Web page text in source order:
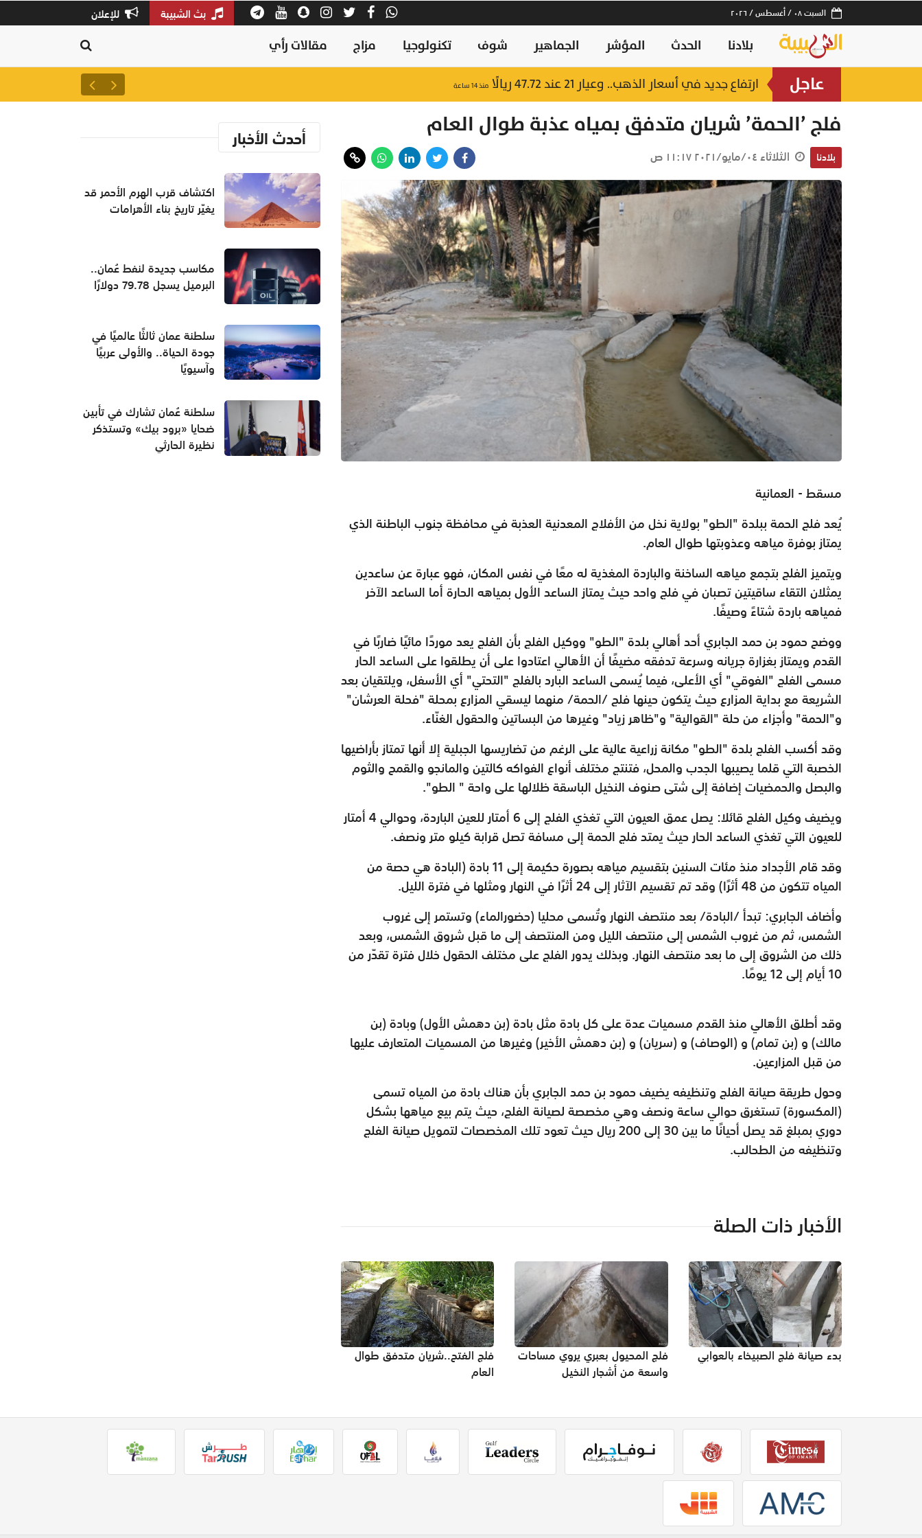
السبت ٠٨ / أغسطس / ٢٠٢٦ بث الشبيبة للإعلان
بلادنا الحدث المؤشر الجماهير شوف تكنولوجيا مزاج مقالات رأي
عاجل ارتفاع جديد في أسعار الذهب.. وعيار 21 عند 47.72 ريالًا منذ ١٤ ساعة سلطنة عمان ثالثًا عالميًا في
فلج ’الحمة’ شريان متدفق بمياه عذبة طوال العام
بلادنا الثلاثاء ٠٤/مايو/٢٠٢١ ١١:١٧ ص
مسقط - العمانية
يُعد فلج الحمة ببلدة "الطو" بولاية نخل منالأفلاج المعدنية العذبة في محافظة جنوب الباطنة الذي
يمتاز بوفرة مياههوعذوبتها طوال العام.
ويتميز الفلج بتجمع مياهه الساخنة والباردة المغذية له معًا في نفس المكان،فهو عبارة عن ساعدين
يمثلان التقاء ساقيتين تصبان في فلج واحد حيثيمتاز الساعد الأول بمياهه الحارة أما الساعد الآخر
فمياهه باردة شتاءً وصيفًا.
ووضح حمود بن حمد الجابري أحد أهالي بلدة "الطو" ووكيل الفلج بأن الفلجيعد موردًا مائيًا ضاربًا في
القدم ويمتاز بغزارة جريانه وسرعة تدفقه مضيفًا أن الأهالي اعتادوا على أن يطلقوا على الساعد الحار
مسمى الفلج "الفوقي" أي الأعلى، فيما يُسمى الساعد البارد بالفلج "التحتي" أي الأسفل، ويلتقيانبعد
الشريعة مع بداية المزارع حيث يتكون حينها فلج /الحمة/ منهما ليسقيالمزارع بمحلة "فحلة العرشان"
و"الحمة" وأجزاء من حلة "القوالية" و"ظاهر زياد" وغيرها من البساتين والحقول الغنّاء.
وقد أكسب الفلج بلدة "الطو" مكانة زراعية عالية على الرغم من تضاريسها الجبلية إلا أنها تمتاز بأراضيها
الخصبة التي قلما يصيبها الجدب والمحل،فتنتج مختلف أنواع الفواكه كالتين والمانجو والقمح والثوم
والبصلوالحمضيات إضافة إلى شتى صنوف النخيل الباسقة ظلالها على واحة " الطو".
ويضيف وكيل الفلج قائلا: يصل عمق العيون التي تغذي الفلج إلى 6 أمتار
للعين الباردة، وحوالي 4 أمتار
للعيون التي تغذي الساعد الحار حيث يمتدفلج الحمة إلى مسافة تصل قرابة كيلو متر ونصف.
وقد قام الأجداد منذ مئات السنين بتقسيم مياهه بصورة حكيمة إلى 11 بادة
(البادة هي حصة من
المياه تتكون من 48 أثرًا) وقد تم تقسيم الآثار إلى 24
أثرًا في النهار ومثلها في فترة الليل.
وأضاف الجابري: تبدأ /البادة/ بعد منتصف النهار وتُسمى محليا (حضورالماء) وتستمر إلى غروب
الشمس، ثم من غروب الشمس إلى منتصف الليلومن المنتصف إلى ما قبل شروق الشمس، وبعد
ذلك من الشروق إلى ما بعد منتصف النهار. وبذلك يدور الفلج على مختلف الحقول خلال فترة تقدّرمن
10 أيام إلى 12 يومًا.
وقد أطلق الأهالي منذ القدم مسميات عدة على كل بادة مثل بادة (بن دهمشالأول) وبادة (بن
مالك) و (بن تمام) و (الوصاف) و (سريان) و (بن دهمشالأخير) وغيرها من المسميات المتعارف عليها
من قبل المزارعين.
وحول طريقة صيانة الفلج وتنظيفه يضيف حمود بن حمد الجابري بأن هناكبادة من المياه تسمى
(المكسورة) تستغرق حوالي ساعة ونصف وهيمخصصة لصيانة الفلج، حيث يتم بيع مياهها بشكل
دوري بمبلغ قد يصلأحيانًا ما بين 30 إلى 200 ريال حيث تعود تلك المخصصات لتمويل صيانة
الفلج
وتنظيفه من الطحالب.
الأخبار ذات الصلة
بدء صيانة فلج الصبيخاء بالعوابي فلج المحيول بعبري يروي مساحات
واسعة من أشجار النخيل
فلج الفتح..شريان متدفق طوال
العام
أحدث الأخبار
اكتشاف قرب الهرم الأحمر قد
يغيّر تاريخ بناء الأهرامات
مكاسب جديدة لنفط عُمان..
البرميل يسجل 79.78 دولارًا
سلطنة عمان ثالثًا عالميًا في
جودة الحياة.. والأولى عربيًا
وآسيويًا
سلطنة عُمان تشارك في تأبين
ضحايا «برود بيك» وتستذكر
نظيرة الحارثي